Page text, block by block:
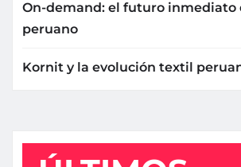
On-demand: el futuro inmediato
peruano
Kornit y la evolución textil